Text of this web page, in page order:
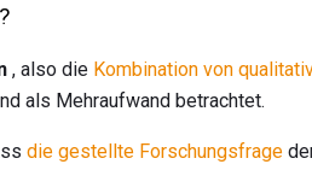
, also die Kombination von
als Mehraufwand betrachtet.
die gestellte Forschungsfrage